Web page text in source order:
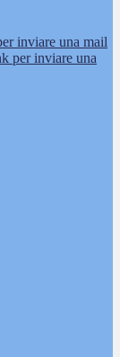
inviare una mail
per inviare una